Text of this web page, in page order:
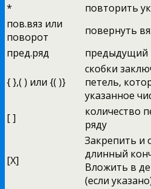
*
повторить
пов.вяз или
поворот
повернуть
пред.ряд
предыдущий
{ },( ) или {( )}
скобки
петель,
указанное
[ ]
количество
ряду
[X]
Закрепить и
длинный
Вложить в
(если